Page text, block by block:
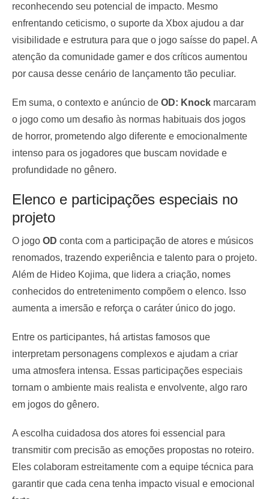
reconhecendo seu potencial de impacto. Mesmo
enfrentando ceticismo, o suporte da Xbox ajudou a dar
visibilidade e estrutura para que o jogo saísse do papel. A
atenção da comunidade gamer e dos críticos aumentou
por causa desse cenário de lançamento tão peculiar.
Em suma, o contexto e anúncio de OD: Knock marcaram
o jogo como um desafio às normas habituais dos jogos
de horror, prometendo algo diferente e emocionalmente
intenso para os jogadores que buscam novidade e
profundidade no gênero.
Elenco e participações especiais no
projeto
O jogo OD conta com a participação de atores e músicos
renomados, trazendo experiência e talento para o projeto.
Além de Hideo Kojima, que lidera a criação, nomes
conhecidos do entretenimento compõem o elenco. Isso
aumenta a imersão e reforça o caráter único do jogo.
Entre os participantes, há artistas famosos que
interpretam personagens complexos e ajudam a criar
uma atmosfera intensa. Essas participações especiais
tornam o ambiente mais realista e envolvente, algo raro
em jogos do gênero.
A escolha cuidadosa dos atores foi essencial para
transmitir com precisão as emoções propostas no roteiro.
Eles colaboram estreitamente com a equipe técnica para
garantir que cada cena tenha impacto visual e emocional